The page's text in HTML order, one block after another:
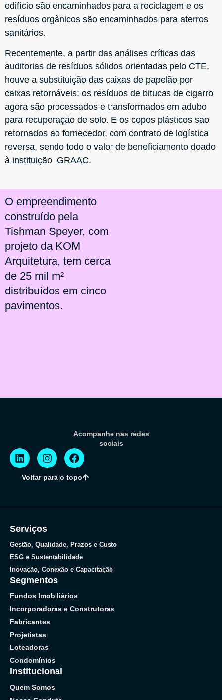
edifício são encaminhados para a reciclagem e os
resíduos orgânicos são encaminhados para aterros
sanitários.
Recentemente, a partir das análises críticas das
auditorias de resíduos sólidos orientadas pelo CTE,
houve a substituição das caixas de papelão por
caixas retornáveis; os resíduos de bitucas de cigarro
agora são processados e transformados em adubo
para recuperação de solo. E os copos plásticos são
retornados ao fornecedor, com contrato de logística
reversa, sendo todo o valor de beneficiamento doado
à instituição GRAAC.
O empreendimento
construído pela
Tishman Speyer, com
projeto da KOM
Arquitetura, tem cerca
de 25 mil m²
distribuídos em cinco
pavimentos.
Acompanhe nas redes
sociais
Voltar para o topo
Serviços
Gestão, Qualidade, Prazos e Custo
ESG e Sustentabilidade
Inovação, Conexão e Capacitação
Segmentos
Fundos Imobiliários
Incorporadoras e Construtoras
Fabricantes
Projetistas
Loteadoras
Condomínios
Institucional
Quem Somos